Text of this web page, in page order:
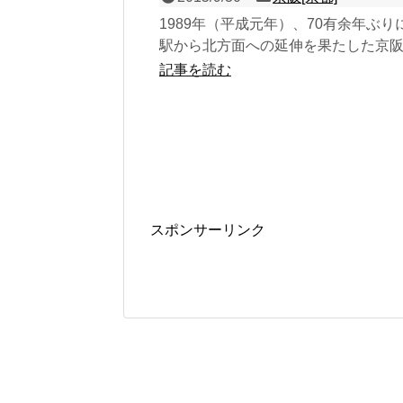
1989年（平成元年）、70有余年ぶり
駅から北方面への延伸を果たした京
統（正式名称は鴨東線）の新たな終着
記事を読む
スポンサーリンク